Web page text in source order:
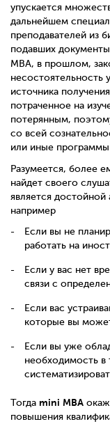
упускается
дальнейшем
преподавателей из
подавших
MBA, в прошлом,
несостоятельность
источника
потраченное на
потерянным,
со всей
или иные программы
Разумеется, более
найдет своего
является достойной
например
Если вы не
работать на
Если у вас нет
связи с
Если вас
которые вы
Если вы уже
необходимость в
Тогда mini MBA
повышения